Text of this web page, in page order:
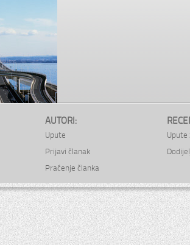
AUTORI:
Upute
Prijavi članak
Praćenje članka
Upute